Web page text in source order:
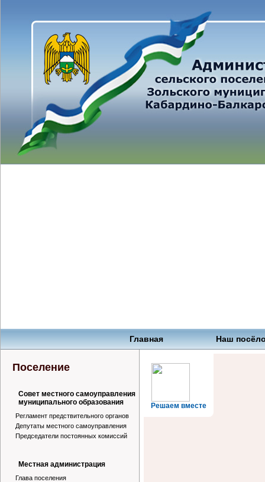
Главная Наш
Поселение
Совет местного самоуправления
муниципального образования
Регламент предствительного органов
Депутаты местного самоуправления
Председатели постоянных комиссий
Местная администрация
Глава поселения
Решаем вместе